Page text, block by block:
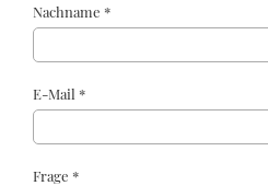
Nachname *
E-Mail *
Frage *